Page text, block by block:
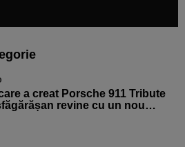
a creat Porsche 911 Tribute
revine cu un nou…